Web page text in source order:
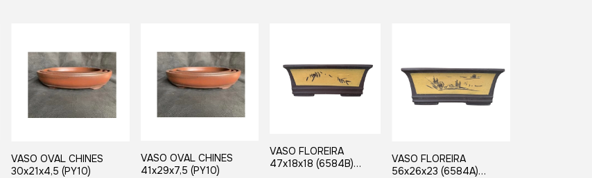
VASO OVAL CHINES
30x21x4,5 (PY10)
VASO OVAL CHINES
41x29x7,5 (PY10)
VASO FLOREIRA
47x18x18 (6584B)
VASO FLOREIRA
56x26x23 (6584A)